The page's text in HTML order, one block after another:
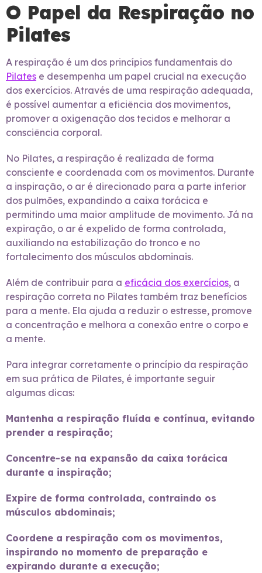
O Papel da Respiração no
Pilates
A respiração é um dos princípios fundamentais do
Pilates e desempenha um papel crucial na execução
dos exercícios. Através de uma respiração adequada,
é possível aumentar a eficiência dos movimentos,
promover a oxigenação dos tecidos e melhorar a
consciência corporal.
No Pilates, a respiração é realizada de forma
consciente e coordenada com os movimentos. Durante
a inspiração, o ar é direcionado para a parte inferior
dos pulmões, expandindo a caixa torácica e
permitindo uma maior amplitude de movimento. Já na
expiração, o ar é expelido de forma controlada,
auxiliando na estabilização do tronco e no
fortalecimento dos músculos abdominais.
Além de contribuir para a eficácia dos exercícios, a
respiração correta no Pilates também traz benefícios
para a mente. Ela ajuda a reduzir o estresse, promove
a concentração e melhora a conexão entre o corpo e
a mente.
Para integrar corretamente o princípio da respiração
em sua prática de Pilates, é importante seguir
algumas dicas:
Mantenha a respiração fluída e contínua, evitando
prender a respiração;
Concentre-se na expansão da caixa torácica
durante a inspiração;
Expire de forma controlada, contraindo os
músculos abdominais;
Coordene a respiração com os movimentos,
inspirando no momento de preparação e
expirando durante a execução;